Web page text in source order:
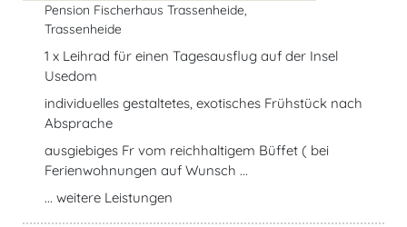
Pension Fischerhaus Trassenheide,
Trassenheide
1 x Leihrad für einen Tagesausflug auf der Insel
Usedom
individuelles gestaltetes, exotisches Frühstück nach
Absprache
ausgiebiges Fr vom reichhaltigem Büffet ( bei
Ferienwohnungen auf Wunsch ...
... weitere Leistungen